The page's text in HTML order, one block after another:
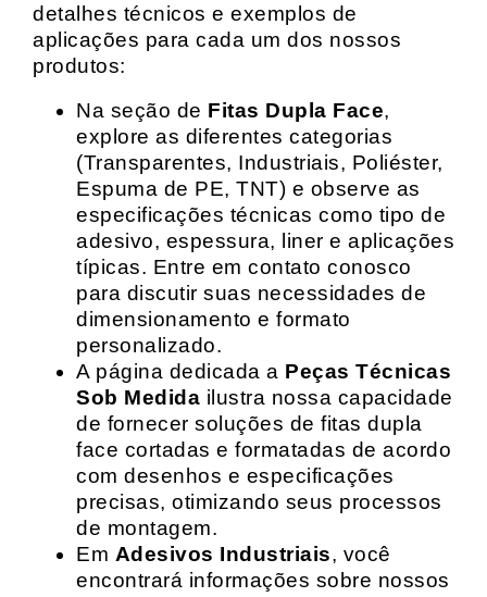
detalhes técnicos e exemplos de
aplicações para cada um dos nossos
produtos:
Na seção de Fitas Dupla Face,
explore as diferentes categorias
(Transparentes, Industriais, Poliéster,
Espuma de PE, TNT) e observe as
especificações técnicas como tipo de
adesivo, espessura, liner e aplicações
típicas. Entre em contato conosco
para discutir suas necessidades de
dimensionamento e formato
personalizado.
A página dedicada a Peças Técnicas
Sob Medida ilustra nossa capacidade
de fornecer soluções de fitas dupla
face cortadas e formatadas de acordo
com desenhos e especificações
precisas, otimizando seus processos
de montagem.
Em Adesivos Industriais, você
encontrará informações sobre nossos